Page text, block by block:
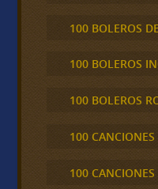
100 BOLEROS
100 BOLEROS
100 BOLEROS
100
100